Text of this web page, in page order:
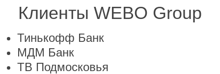
Клиенты WEBO Group
Тинькофф Банк
МДМ Банк
ТВ Подмосковья